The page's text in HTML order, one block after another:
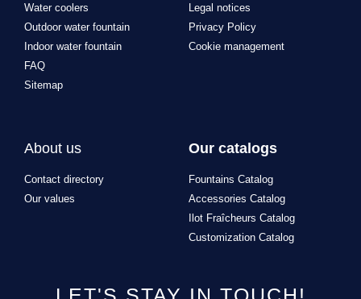
Water coolers
Outdoor water fountain
Indoor water fountain
FAQ
Sitemap
Legal notices
Privacy Policy
Cookie management
About us
Contact directory
Our values
Our catalogs
Fountains Catalog
Accessories Catalog
Ilot Fraîcheurs Catalog
Customization Catalog